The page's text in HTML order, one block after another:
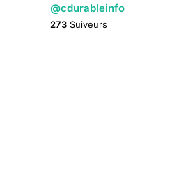
@cdurableinfo
273 Suiveurs